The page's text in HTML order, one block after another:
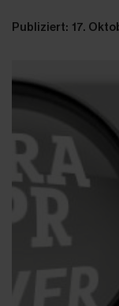
Publiziert: 17.